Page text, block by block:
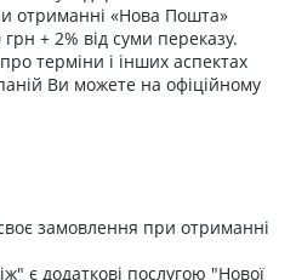
отриманні «Нова Пошта»
грн + 2% від суми переказу.
терміни і інших аспектах
Ви можете на офіційному
замовлення при отриманні
є додаткові послугою "Нової